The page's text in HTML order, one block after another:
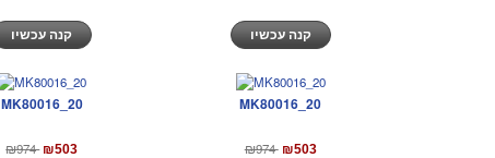
קנה עכשיו
MK80016_20
₪974 ₪503
MK80016_20
₪974 ₪503